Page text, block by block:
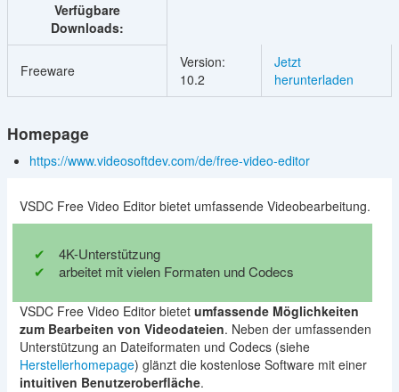
Verfügbare
Downloads:
Freeware
Version:
10.2
Jetzt
herunterladen
Homepage
https://www.videosoftdev.com/de/free-video-editor
VSDC Free Video Editor bietet umfassende Videobearbeitung.
4K-Unterstützung
arbeitet mit vielen Formaten und Codecs
VSDC Free Video Editor bietet umfassende Möglichkeiten
zum Bearbeiten von Videodateien. Neben der umfassenden
Unterstützung an Dateiformaten und Codecs (siehe
Herstellerhomepage) glänzt die kostenlose Software mit einer
intuitiven Benutzeroberfläche.